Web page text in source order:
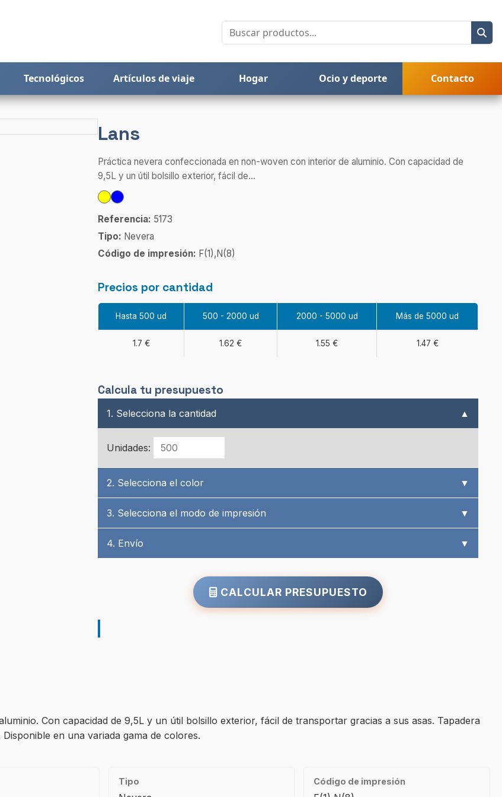
Tecnológicos Artículos de viaje Hogar Ocio y deporte Contacto
Lans
Práctica nevera confeccionada en non-woven con interior de aluminio. Con capacidad de
9,5L y un útil bolsillo exterior, fácil de...
Referencia: 5173
Tipo: Nevera
Código de impresión: F(1),N(8)
Precios por cantidad
Hasta 500 ud 500 - 2000 ud 2000 - 5000 ud Más de 5000 ud
1.7 € 1.62 € 1.55 € 1.47 €
Calcula tu presupuesto
1. Selecciona la cantidad ▲
Unidades:
2. Selecciona el color ▼
3. Selecciona el modo de impresión ▼
4. Envío ▼
CALCULAR PRESUPUESTO
Con capacidad de 9,5L y un útil bolsillo exterior, fácil de transportar gracias a sus asas. Tapadera
en una variada gama de colores.
Tipo Código de impresión